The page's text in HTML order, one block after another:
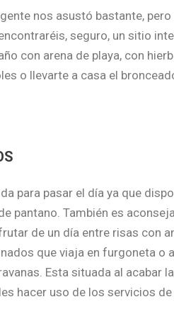
nos asustó bastante,
seguro, un sitio
con arena de playa, con
o llevarte a casa el
para pasar el día ya que
pantano. También es
de un día entre risas con
que viaja en furgoneta o
Esta situada al acabar
hacer uso de los servicios